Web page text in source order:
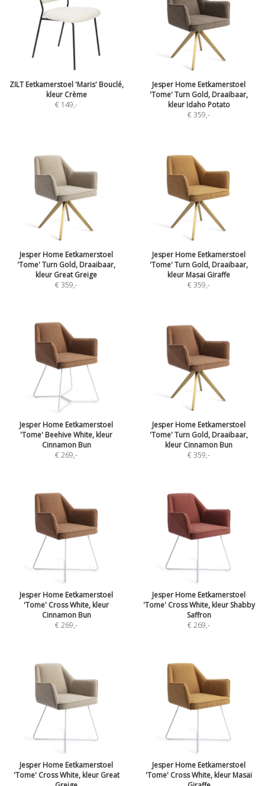
ZILT Eetkamerstoel 'Maris' Bouclé,
kleur Crème
€ 149,-
Jesper Home Eetkamerstoel
'Tome' Turn Gold, Draaibaar,
kleur Idaho Potato
€ 359,-
Jesper Home Eetkamerstoel
'Tome' Turn Gold, Draaibaar,
kleur Great Greige
€ 359,-
Jesper Home Eetkamerstoel
'Tome' Turn Gold, Draaibaar,
kleur Masai Giraffe
€ 359,-
Jesper Home Eetkamerstoel
'Tome' Beehive White, kleur
Cinnamon Bun
€ 269,-
Jesper Home Eetkamerstoel
'Tome' Turn Gold, Draaibaar,
kleur Cinnamon Bun
€ 359,-
Jesper Home Eetkamerstoel
'Tome' Cross White, kleur
Cinnamon Bun
€ 269,-
Jesper Home Eetkamerstoel
'Tome' Cross White, kleur Shabby
Saffron
€ 269,-
Jesper Home Eetkamerstoel
'Tome' Cross White, kleur Great
Jesper Home Eetkamerstoel
'Tome' Cross White, kleur Masai